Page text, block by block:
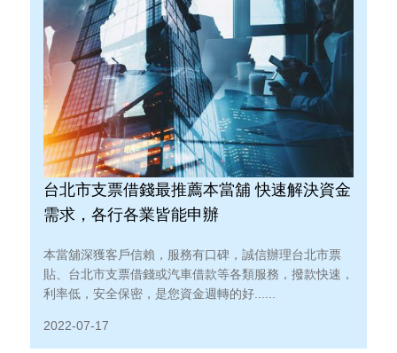
台北市支票借錢最推薦本當舖 快速解決資金
需求，各行各業皆能申辦
本當舖深獲客戶信賴，服務有口碑，誠信辦理台北市票
貼、台北市支票借錢或汽車借款等各類服務，撥款快速，
利率低，安全保密，是您資金週轉的好......
2022-07-17